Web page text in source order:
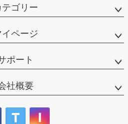
テゴリー
イページ
ポート
社概要